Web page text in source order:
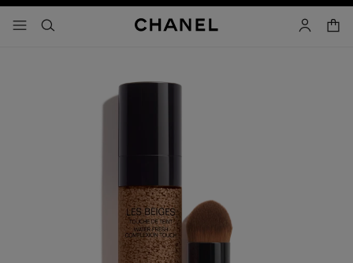
- navegación principal
buscar cuenta